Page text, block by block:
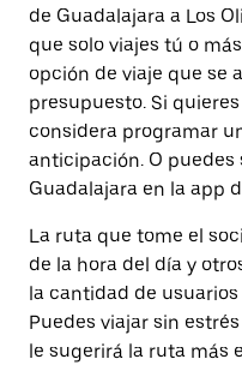
de Guadalajara a Los
que solo viajes tú o
opción de viaje que se
presupuesto. Si
considera programar
anticipación. O puedes
Guadalajara en la app
La ruta que tome el
de la hora del día y
la cantidad de
Puedes viajar sin
le sugerirá la ruta más